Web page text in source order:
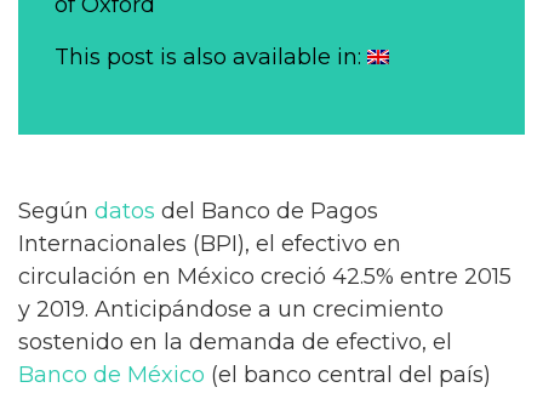
This post is also available in:
Según datos del Banco de Pagos
Internacionales (BPI), el efectivo en
circulación en México creció 42.5% entre 2015
y 2019. Anticipándose a un crecimiento
sostenido en la demanda de efectivo, el
Banco de México (el banco central del país)